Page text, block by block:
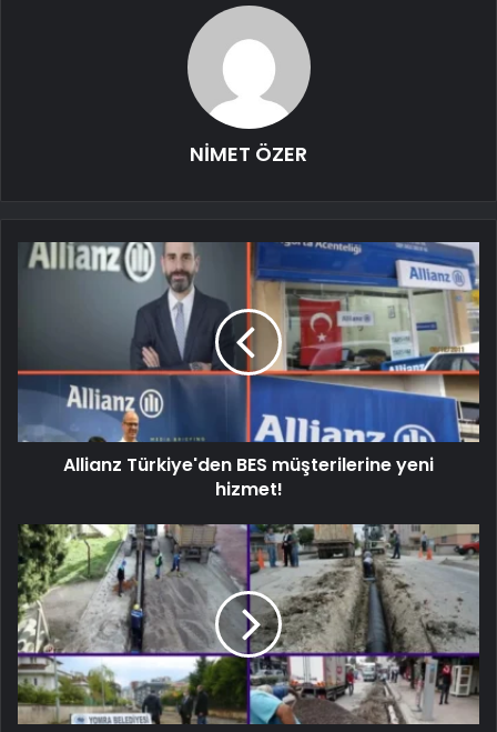
NİMET ÖZER
Allianz Türkiye'den BES müşterilerine yeni
hizmet!